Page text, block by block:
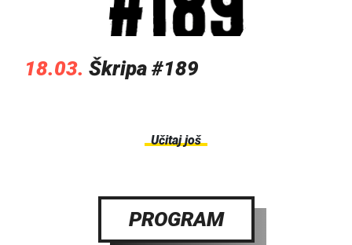
18.03. Škripa #189
Učitaj još
PROGRAM